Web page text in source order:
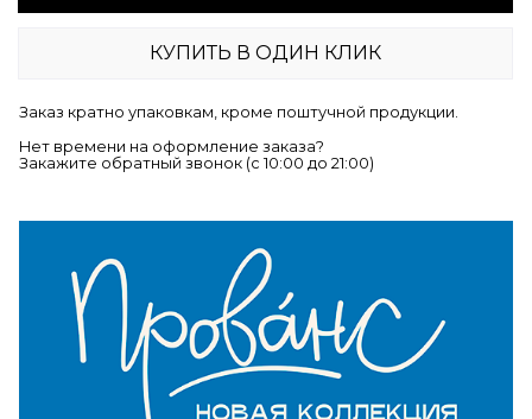
КУПИТЬ В ОДИН КЛИК
Заказ кратно упаковкам, кроме поштучной продукции.
Нет времени на оформление заказа?
Закажите обратный звонок (c 10:00 до 21:00)